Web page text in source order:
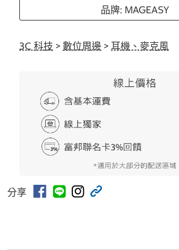
品牌: MAGEASY
3C 科技 > 數位周邊 > 耳機、麥克風
分享